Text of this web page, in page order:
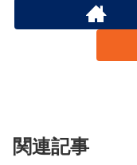
関連記事